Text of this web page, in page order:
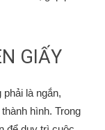
GIẤY
là ngắn,
hình. Trong